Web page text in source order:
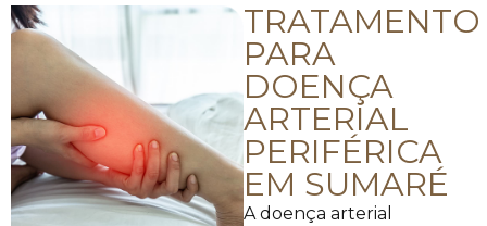
TRATAMENTO
PARA
DOENÇA
ARTERIAL
PERIFÉRICA
EM SUMARÉ
A doença arterial